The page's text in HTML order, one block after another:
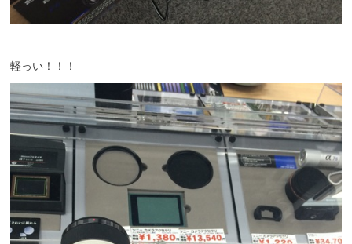
軽っい！！！